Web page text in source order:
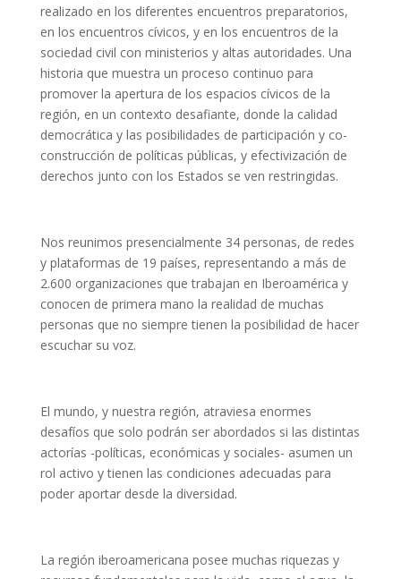
realizado en los diferentes encuentros preparatorios,
en los encuentros cívicos, y en los encuentros de la
sociedad civil con ministerios y altas autoridades. Una
historia que muestra un proceso continuo para
promover la apertura de los espacios cívicos de la
región, en un contexto desafiante, donde la calidad
democrática y las posibilidades de participación y co-
construcción de políticas públicas, y efectivización de
derechos junto con los Estados se ven restringidas.
Nos reunimos presencialmente 34 personas, de redes
y plataformas de 19 países, representando a más de
2.600 organizaciones que trabajan en Iberoamérica y
conocen de primera mano la realidad de muchas
personas que no siempre tienen la posibilidad de hacer
escuchar su voz.
El mundo, y nuestra región, atraviesa enormes
desafíos que solo podrán ser abordados si las distintas
actorías -políticas, económicas y sociales- asumen un
rol activo y tienen las condiciones adecuadas para
poder aportar desde la diversidad.
La región iberoamericana posee muchas riquezas y
CONEIX FUNDESPLAI
La Fundació
L'equip
Missió i valors
Els comptes clars
ACTUALITAT
Notícies
Butlletins
Fundesplai als mitjans
Xarxes socials
COL·LABORA
Fes un donatiu